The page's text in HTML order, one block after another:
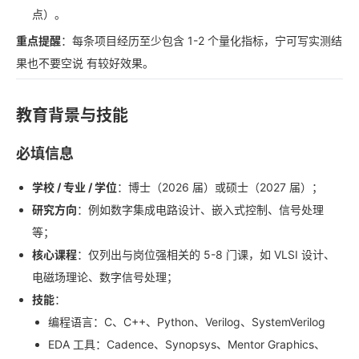
点）。
重点提醒：每条项目经历至少包含 1-2 个量化指标，宁可写实测结
果也不要空说 有较好效果。
教育背景与技能
必填信息
学校 / 专业 / 学位：博士（2026 届）或硕士（2027 届）；
研究方向：例如数字集成电路设计、嵌入式控制、信号处理
等；
核心课程：仅列出与岗位强相关的 5-8 门课，如 VLSI 设计、
电磁场理论、数字信号处理；
技能：
编程语言：C、C++、Python、Verilog、SystemVerilog
EDA 工具：Cadence、Synopsys、Mentor Graphics、